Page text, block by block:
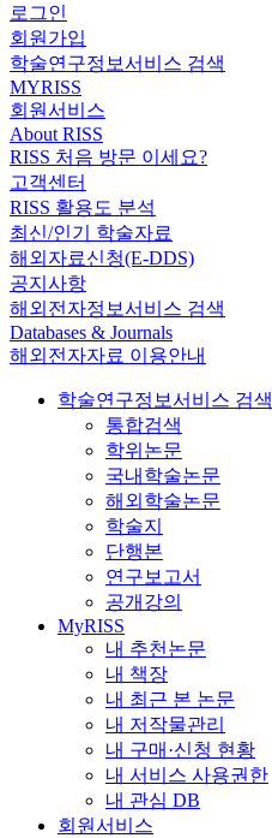
로그인
회원가입
학술연구정보서비스 검색
MYRISS
회원서비스
About RISS
RISS 처음 방문 이세요?
고객센터
RISS 활용도 분석
최신/인기 학술자료
해외자료신청(E-DDS)
공지사항
해외전자정보서비스 검색
Databases & Journals
해외전자자료 이용안내
학술연구정보서비스 검색
통합검색
학위논문
국내학술논문
해외학술논문
학술지
단행본
연구보고서
공개강의
MyRISS
내 추천논문
내 책장
내 최근 본 논문
내 저작물관리
내 구매·신청 현황
내 서비스 사용권한
내 관심 DB
회원서비스